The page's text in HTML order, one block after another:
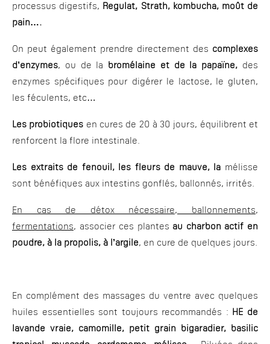
processus digestifs, Regulat, Strath, kombucha, moût de
pain….
On peut également prendre directement des complexes
d’enzymes, ou de la bromélaine et de la papaïne, des
enzymes spécifiques pour digérer le lactose, le gluten,
les féculents, etc…
Les probiotiques en cures de 20 à 30 jours, équilibrent et
renforcent la flore intestinale.
Les extraits de fenouil, les fleurs de mauve, la mélisse
sont bénéfiques aux intestins gonflés, ballonnés, irrités.
En cas de détox nécessaire, ballonnements,
fermentations, associer ces plantes au charbon actif en
poudre, à la propolis, à l’argile, en cure de quelques jours.
En complément des massages du ventre avec quelques
huiles essentielles sont toujours recommandés : HE de
lavande vraie, camomille, petit grain bigaradier, basilic